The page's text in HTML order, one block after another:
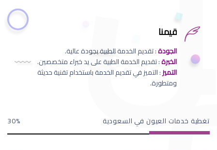
قيمنا
الجودة: تقديم الخدمة الطبية بجودة عالية.
الخبرة: تقديم الخدمة الطبية على يد خبراء متخصصين.
التميز: التميز في تقديم الخدمة باستخدام تقنية حديثة
ومتطورة.
تغطية خدمات العيون في السعودية 30